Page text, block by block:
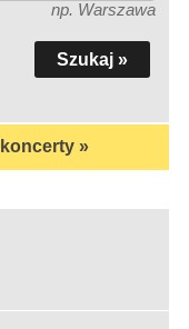
np. Warszawa
»